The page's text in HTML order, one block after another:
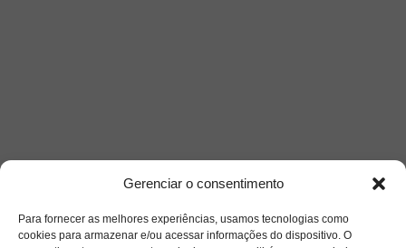
Gerenciar o consentimento
Para fornecer as melhores experiências, usamos tecnologias como
cookies para armazenar e/ou acessar informações do dispositivo. O